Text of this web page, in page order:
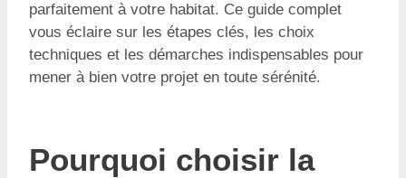
parfaitement à votre habitat. Ce guide complet
vous éclaire sur les étapes clés, les choix
techniques et les démarches indispensables pour
mener à bien votre projet en toute sérénité.
Pourquoi choisir la